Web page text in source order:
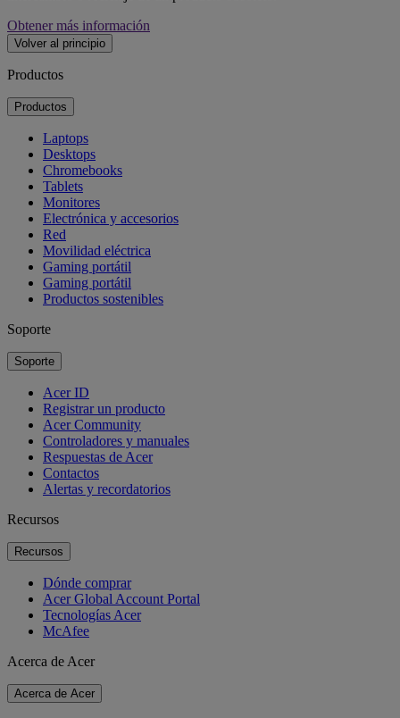
Obtener más información
Volver al principio
Productos
Productos
Laptops
Desktops
Chromebooks
Tablets
Monitores
Electrónica y accesorios
Red
Movilidad eléctrica
Gaming portátil
Gaming portátil
Productos sostenibles
Soporte
Soporte
Acer ID
Registrar un producto
Acer Community
Controladores y manuales
Respuestas de Acer
Contactos
Alertas y recordatorios
Recursos
Recursos
Dónde comprar
Acer Global Account Portal
Tecnologías Acer
McAfee
Acerca de Acer
Acerca de Acer